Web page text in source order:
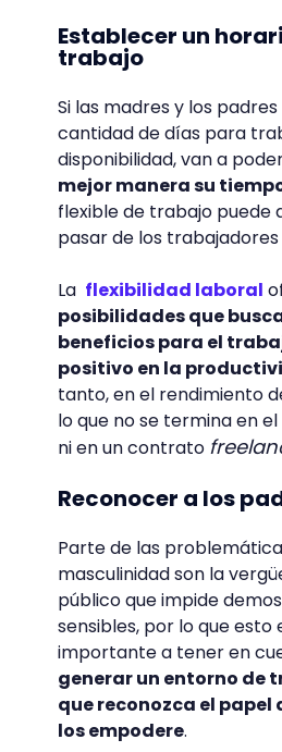
Establecer un
trabajo
Si las madres y los
cantidad de días para
disponibilidad, van a
mejor manera su
flexible de trabajo puede
pasar de los trabajadores
La flexibilidad laboral
posibilidades que
beneficios para el
positivo en la
tanto, en el rendimiento
lo que no se termina en
ni en un contrato
Reconocer a los
Parte de las
masculinidad son la
público que impide
sensibles, por lo que esto
importante a tener en
generar un entorno de
que reconozca el papel
los empodere.